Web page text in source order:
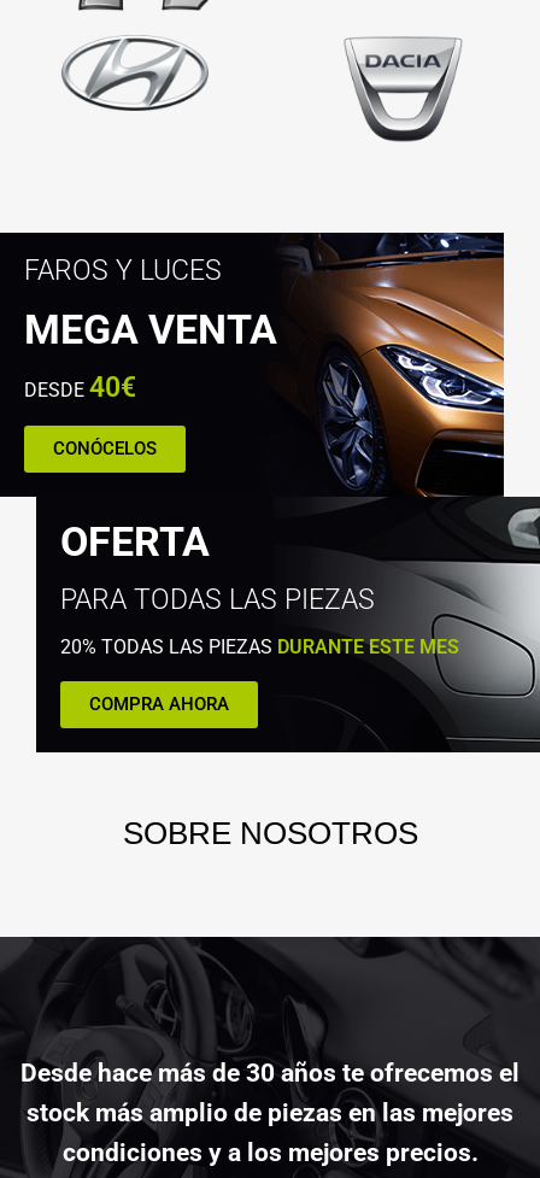
FAROS Y LUCES
MEGA VENTA
DESDE 40€
CONÓCELOS
OFERTA
PARA TODAS LAS PIEZAS
20% TODAS LAS PIEZAS DURANTE ESTE MES
COMPRA AHORA
SOBRENOSOTROS
Desde hace más de 30 años te ofrecemos el
stock más amplio de piezas en las mejores
condiciones y a los mejores precios.